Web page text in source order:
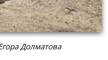
Долматова